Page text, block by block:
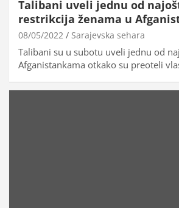
Talibani uveli jednu od
restrikcija ženama u
08/05/2022 Sarajevska sehara
Talibani su u subotu uveli jednu od
Afganistankama otkako su preoteli